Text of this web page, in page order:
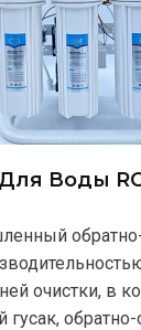
Воды
очистки, в
гусак,